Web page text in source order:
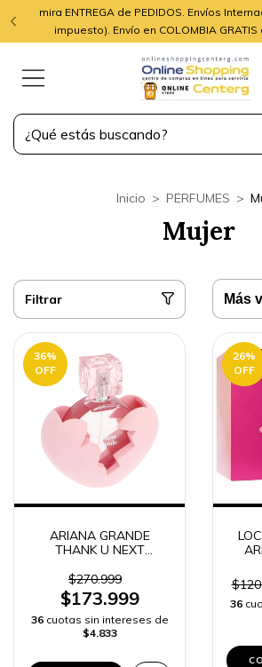
mira ENTREGA de PEDIDOS. Envíos
impuesto). Envío en COLOMBIA
Inicio > PERFUMES >
Mujer
Filtrar
36%
OFF
ARIANA GRANDE
THANK U NEXT
$270.999
$173.999
36 cuotas sin intereses de
$4.833
26%
OFF
36